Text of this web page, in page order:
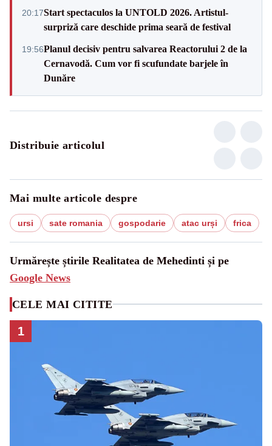
20:17Start spectaculos la UNTOLD 2026. Artistul-
surpriză care deschide prima seară de festival
19:56Planul decisiv pentru salvarea Reactorului 2 de la
Cernavodă. Cum vor fi scufundate barjele în
Dunăre
Distribuie articolul
Mai multe articole despre
ursi sate romania gospodarie atac urși frica
Urmărește știrile Realitatea de Mehedinti și pe
Google News
CELE MAI CITITE
1